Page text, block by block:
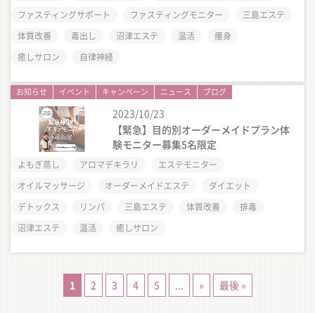
ファスティングサポート ファスティングモニター
三島エステ
体質改善
毒出し 沼津エステ 温活
痩身
癒しサロン
自律神経
お知らせ イベント キャンペーン ニュース ブログ
2023/10/23
【緊急】目的別オーダーメイドプラン体
験モニター募集5名限定
よもぎ蒸し アロマデキラリ
エステモニター
オイルマッサージ
オーダーメイドエステ
ダイエット
デトックス
リンパ 三島エステ 体質改善
排毒
沼津エステ
温活 癒しサロン
1 2 3 4 5 ... » 最後 »